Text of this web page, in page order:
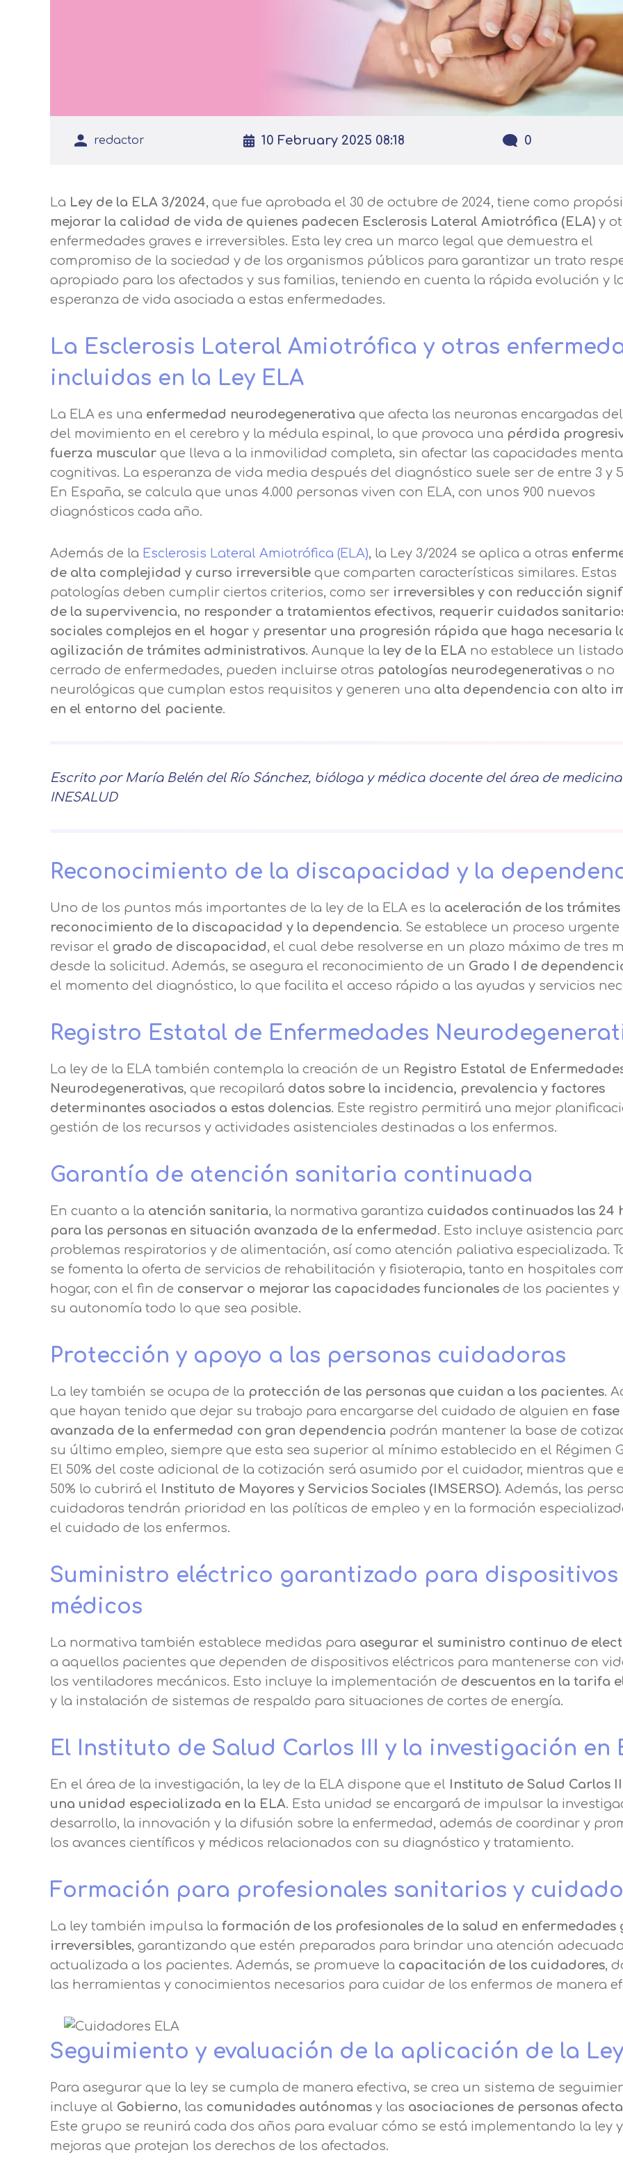
redactor 10 February 2025 08:18 0
La Ley de la ELA 3/2024, que fue aprobada el 30 de octubre de 2024, tiene como
mejorar la calidad de vida de quienes padecen Esclerosis Lateral Amiotrófica (ELA) y
enfermedades graves e irreversibles. Esta ley crea un marco legal que demuestra el
compromiso de la sociedad y de los organismos públicos para garantizar un trato
apropiado para los afectados y sus familias, teniendo en cuenta la rápida evolución y
esperanza de vida asociada a estas enfermedades.
La Esclerosis Lateral Amiotrófica y otras
incluidas en la Ley ELA
La ELA es una enfermedad neurodegenerativa que afecta las neuronas encargadas
del movimiento en el cerebro y la médula espinal, lo que provoca una pérdida
fuerza muscular que lleva a la inmovilidad completa, sin afectar las capacidades
cognitivas. La esperanza de vida media después del diagnóstico suele ser de entre 3 y
En España, se calcula que unas 4.000 personas viven con ELA, con unos 900 nuevos
diagnósticos cada año.
Además de la Esclerosis Lateral Amiotrófica (ELA), la Ley 3/2024 se aplica a otras
de alta complejidad y curso irreversible que comparten características similares. Estas
patologías deben cumplir ciertos criterios, como ser irreversibles y con reducción
de la supervivencia, no responder a tratamientos efectivos, requerir cuidados
sociales complejos en el hogar y presentar una progresión rápida que haga necesaria
agilización de trámites administrativos. Aunque la ley de la ELA no establece un listado
cerrado de enfermedades, pueden incluirse otras patologías neurodegenerativas o no
neurológicas que cumplan estos requisitos y generen una alta dependencia con alto
en el entorno del paciente.
Escrito por María Belén del Río Sánchez, bióloga y médica docente del área de
INESALUD
Reconocimiento de la discapacidad y la
Uno de los puntos más importantes de la ley de la ELA es la aceleración de los
reconocimiento de la discapacidad y la dependencia. Se establece un proceso urgente
revisar el grado de discapacidad, el cual debe resolverse en un plazo máximo de tres
desde la solicitud. Además, se asegura el reconocimiento de un Grado I de
el momento del diagnóstico, lo que facilita el acceso rápido a las ayudas y servicios
Registro Estatal de Enfermedades
La ley de la ELA también contempla la creación de un Registro Estatal de
Neurodegenerativas, que recopilará datos sobre la incidencia, prevalencia y factores
determinantes asociados a estas dolencias. Este registro permitirá una mejor
gestión de los recursos y actividades asistenciales destinadas a los enfermos.
Garantía de atención sanitaria continuada
En cuanto a la atención sanitaria, la normativa garantiza cuidados continuados las 24
para las personas en situación avanzada de la enfermedad. Esto incluye asistencia
problemas respiratorios y de alimentación, así como atención paliativa especializada.
se fomenta la oferta de servicios de rehabilitación y fisioterapia, tanto en hospitales
hogar, con el fin de conservar o mejorar las capacidades funcionales de los pacientes
su autonomía todo lo que sea posible.
Protección y apoyo a las personas cuidadoras
La ley también se ocupa de la protección de las personas que cuidan a los pacientes.
que hayan tenido que dejar su trabajo para encargarse del cuidado de alguien en fase
avanzada de la enfermedad con gran dependencia podrán mantener la base de
su último empleo, siempre que esta sea superior al mínimo establecido en el Régimen
El 50% del coste adicional de la cotización será asumido por el cuidador, mientras que
50% lo cubrirá el Instituto de Mayores y Servicios Sociales (IMSERSO). Además, las
cuidadoras tendrán prioridad en las políticas de empleo y en la formación
el cuidado de los enfermos.
Suministro eléctrico garantizado para dispositivos
médicos
La normativa también establece medidas para asegurar el suministro continuo de
a aquellos pacientes que dependen de dispositivos eléctricos para mantenerse con
los ventiladores mecánicos. Esto incluye la implementación de descuentos en la tarifa
y la instalación de sistemas de respaldo para situaciones de cortes de energía.
El Instituto de Salud Carlos III y la investigación en
En el área de la investigación, la ley de la ELA dispone que el Instituto de Salud Carlos
una unidad especializada en la ELA. Esta unidad se encargará de impulsar la
desarrollo, la innovación y la difusión sobre la enfermedad, además de coordinar y
los avances científicos y médicos relacionados con su diagnóstico y tratamiento.
Formación para profesionales sanitarios y
La ley también impulsa la formación de los profesionales de la salud en enfermedades
irreversibles, garantizando que estén preparados para brindar una atención
actualizada a los pacientes. Además, se promueve la capacitación de los cuidadores,
las herramientas y conocimientos necesarios para cuidar de los enfermos de manera
Seguimiento y evaluación de la aplicación de la
Para asegurar que la ley se cumpla de manera efectiva, se crea un sistema de
incluye al Gobierno, las comunidades autónomas y las asociaciones de personas
Este grupo se reunirá cada dos años para evaluar cómo se está implementando la ley
mejoras que protejan los derechos de los afectados.
Mail
Apellido
Teléfono País
Información básica sobre Protección de Datos .
Haz clic aquí
en la información básica.
Solicitar información
Nombre
Apellidos
Email
Información básica sobre Protección de Datos .
Responsable EUROINNOVA BUSINESS SCHOOL,
S.L. Finalidad Información académica y comercial
de nuestros servicios de enseñanza Legitimación
Consentimiento del interesado Destinatarios
Encargados del tratamiento para cumplir con las
en la información adicional
Información adicionalaquí
en la información básica
Utilizamos cookies propias y de terceros para mejorar nuestros servicios relacionados
análisis de tus hábitos de navegación. En caso de que rechace las cookies, no
Puede obtener más información en nuestra
Después de aceptar, no volveremos a mostrarle este mensaje.